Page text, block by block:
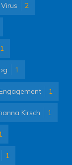
Virus 2
1
1
1
Kirsch 1
1